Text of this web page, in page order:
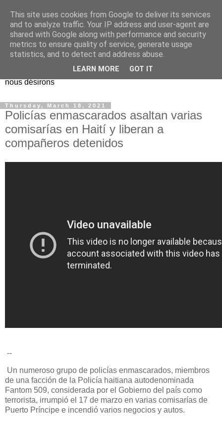
EL Etos UT
Dieu Créateur, considérez que nous ne nous entendons pas
nous-même et que nous ne savons pas ce que nous
voulons, et que nous nous éloignons infiniment de ce que
nous désirons
Thursday, March 18, 2021
Policías enmascarados asaltan varias
comisarías en Haití y liberan a
compañeros detenidos
--
Un numeroso grupo de policías enmascarados, miembros
de una facción de la Policía haitiana autodenominada
Fantom 509, considerada por el Gobierno del país como
terrorista, irrumpió el 17 de marzo en varias comisarías de
Puerto Príncipe e incendió varios negocios y autos.
This site uses cookies from Google to deliver its services
and to analyze traffic. Your IP address and user-agent are
shared with Google along with performance and security
metrics to ensure quality of service, generate usage
statistics, and to detect and address abuse.
LEARN MORE GOT IT